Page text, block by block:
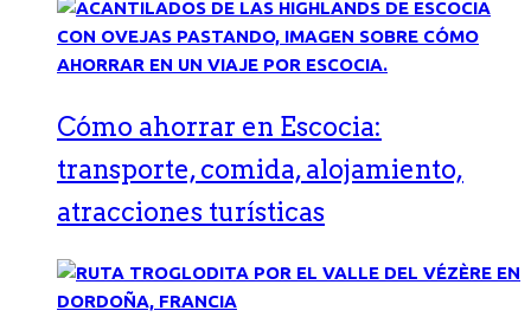
Cómo ahorrar en Escocia:
transporte, comida, alojamiento,
atracciones turísticas